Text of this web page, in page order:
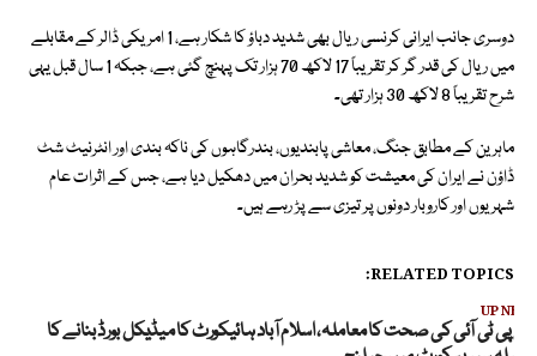
دوسری جانب ایرانی کرنسی ریال بھی شدید دباؤ کا شکار ہے، 1 امریکی ڈالر کے مقابلے
میں ریال کی قدر گر کر تقریباً 17 لاکھ 70 ہزار تک پہنچ گئی ہے، جبکہ 1 سال قبل یہی
شرح تقریباً 8 لاکھ 30 ہزار تھی۔
ماہرین کے مطابق جنگ، معاشی پابندیوں، بندرگاہوں کی ناکہ بندی اور انٹرنیٹ شٹ
ڈاؤن نے ایران کی معیشت کو شدید بحران میں دھکیل دیا ہے، جس کے اثرات عام
شہریوں اور کاروبار دونوں پر تیزی سے پڑ رہے ہیں۔
RELATED TOPICS:
UP
پی ٹی آئی کی صحت کا معاملہ، ‏اسلام آباد ہائیکورٹ کا میڈیکل بورڈ بنانے کا